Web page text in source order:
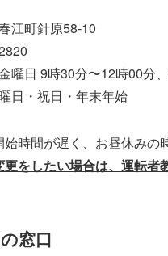
江町針原58-10
曜日 9時30分〜12時00分
日・祝日・年末年始
時間が遅く、お昼休みの
をしたい場合は、運転者
窓口